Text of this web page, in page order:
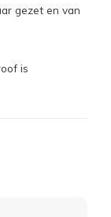
gezet en van
is